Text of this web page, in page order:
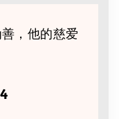
，他的慈爱